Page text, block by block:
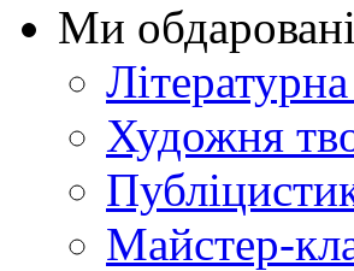
Ми
Художня
Майстер-